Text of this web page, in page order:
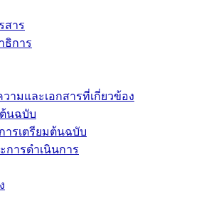
สาร
ธิการ
ามและเอกสารที่เกี่ยวข้อง
นฉบับ
ารเตรียมต้นฉบับ
ารดำเนินการ